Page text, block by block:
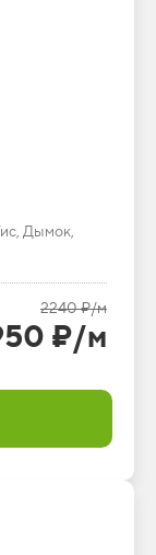
Дымок,
2240 ₽/м
₽/м